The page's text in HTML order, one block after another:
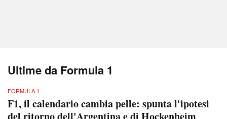
Ultime da Formula 1
FORMULA 1
F1, il calendario cambia pelle: spunta l'ipotesi